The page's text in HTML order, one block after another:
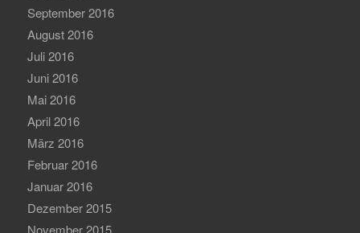
September 2016
August 2016
Juli 2016
Juni 2016
Mai 2016
April 2016
März 2016
Februar 2016
Januar 2016
Dezember 2015
November 2015